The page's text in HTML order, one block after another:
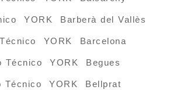
YORK Barberà del Vallès
YORK Barcelona
Técnico YORK Begues
Técnico YORK Bellprat